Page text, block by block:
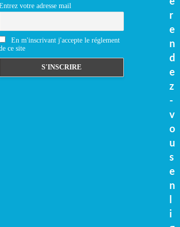
votre adresse mail
En m'inscrivant j'accepte le réglement
ce site
r
e
n
d
e
z
-
v
o
u
s
e
n
i